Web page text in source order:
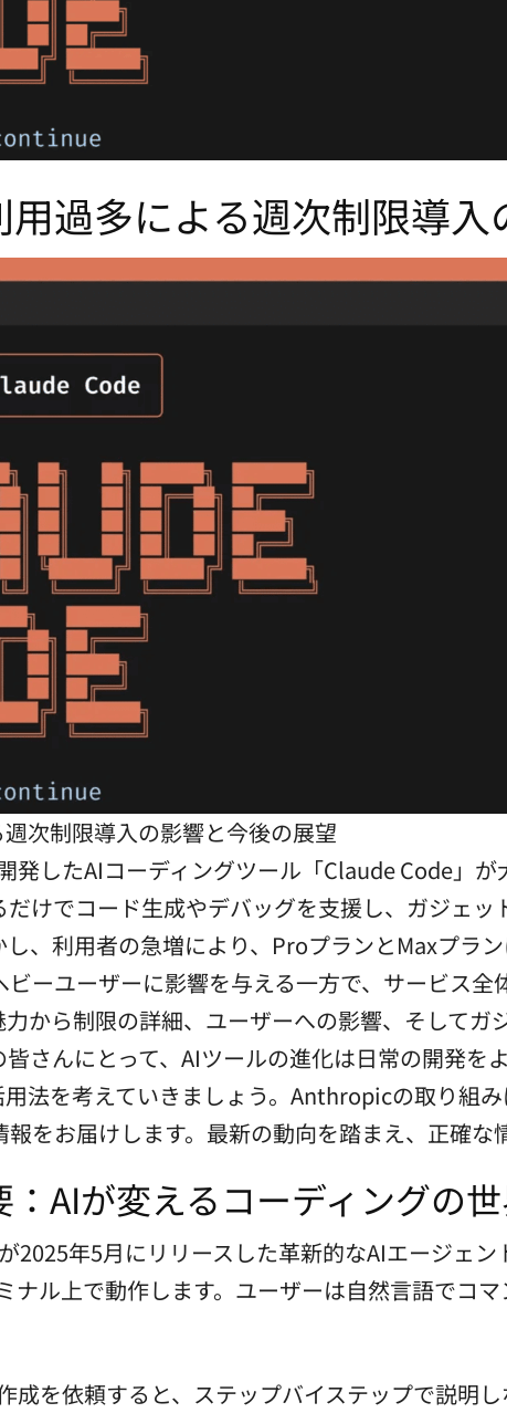
過多による週次制限導
次制限導入の影響と今後の展望
したAIコーディングツール「Claude Code」
けでコード生成やデバッグを支援し、ガジェ
、利用者の急増により、ProプランとMaxプラ
ーユーザーに影響を与える一方で、サービス全
から制限の詳細、ユーザーへの影響、そしてガ
さんにとって、AIツールの進化は日常の開発を
法を考えていきましょう。Anthropicの取り組み
をお届けします。最新の動向を踏まえ、正確な
AIが変えるコーディングの
年5月にリリースした革新的なAIエージェ
ナル上で動作します。ユーザーは自然言語でコ
を依頼すると、ステップバイステップで説明